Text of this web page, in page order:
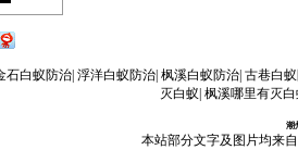
石白蚁防治| 浮洋白蚁防治| 枫溪白蚁防治| 古巷白
灭白蚁 枫溪哪里有灭白
潮
本站部分文字及图片均来